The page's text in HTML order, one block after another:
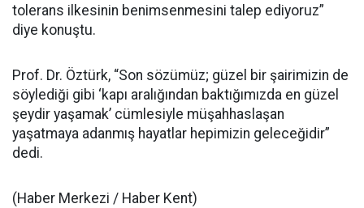
tolerans ilkesinin benimsenmesini talep ediyoruz”
diye konuştu.
Prof. Dr. Öztürk, “Son sözümüz; güzel bir şairimizin de
söylediği gibi ‘kapı aralığından baktığımızda en güzel
şeydir yaşamak’ cümlesiyle müşahhaslaşan
yaşatmaya adanmış hayatlar hepimizin geleceğidir”
dedi.
(Haber Merkezi / Haber Kent)